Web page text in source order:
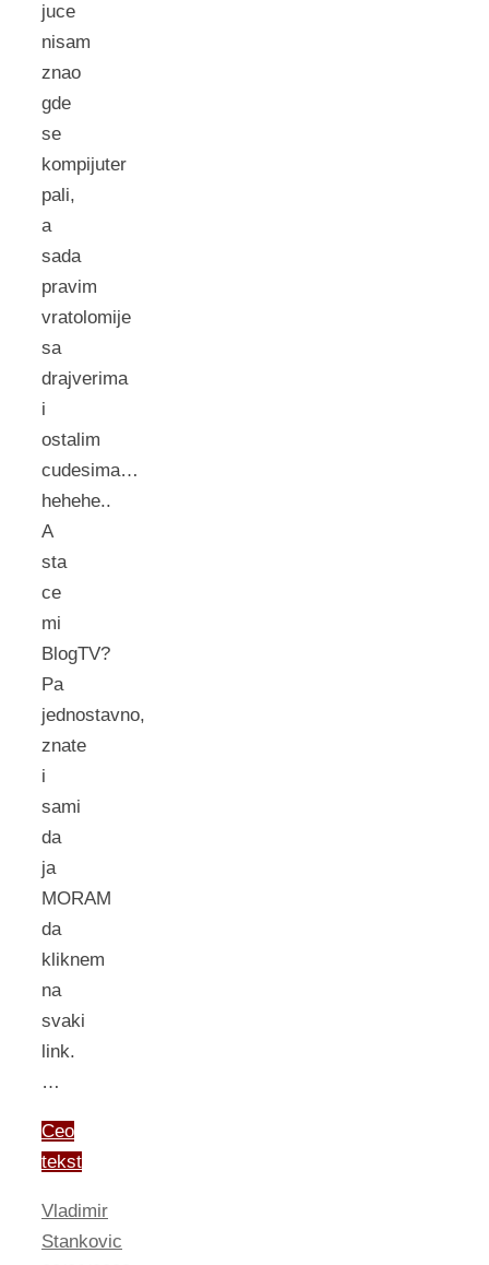
juce
nisam
znao
gde
se
kompijuter
pali,
a
sada
pravim
vratolomije
sa
drajverima
i
ostalim
cudesima…
hehehe..
A
sta
ce
mi
BlogTV?
Pa
jednostavno,
znate
i
sami
da
ja
MORAM
da
kliknem
na
svaki
link.
…
Ceo
tekst
Vladimir
Stankovic